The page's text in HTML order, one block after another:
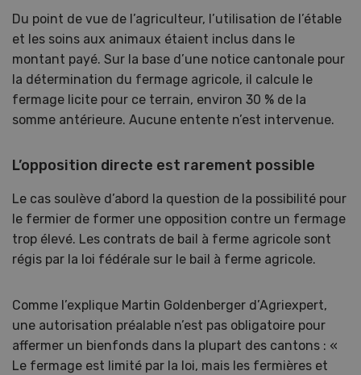
Du point de vue de l’agriculteur, l’utilisation de l’étable
et les soins aux animaux étaient inclus dans le
montant payé. Sur la base d’une notice cantonale pour
la détermination du fermage agricole, il calcule le
fermage licite pour ce terrain, environ 30 % de la
somme antérieure. Aucune entente n’est intervenue.
L’opposition directe est rarement possible
Le cas soulève d’abord la question de la possibilité pour
le fermier de former une opposition contre un fermage
trop élevé. Les contrats de bail à ferme agricole sont
régis par la loi fédérale sur le bail à ferme agricole.
Comme l’explique Martin Goldenberger d’Agriexpert,
une autorisation préalable n’est pas obligatoire pour
affermer un bienfonds dans la plupart des cantons : «
Le fermage est limité par la loi, mais les fermières et